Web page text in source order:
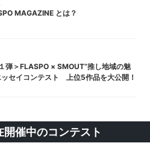
MAGAZINE とは？
弾＞FLASPO × SMOUT”推し地域の魅
ッセイコンテスト 上位5作品を大公開！
催中のコンテスト